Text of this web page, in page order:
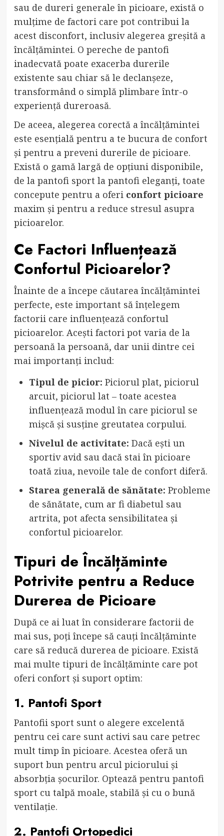
sau de dureri generale în picioare, există o
mulțime de factori care pot contribui la
acest disconfort, inclusiv alegerea greșită a
încălțămintei. O pereche de pantofi
inadecvată poate exacerba durerile
existente sau chiar să le declanșeze,
transformând o simplă plimbare într-o
experiență dureroasă.
De aceea, alegerea corectă a încălțămintei
este esențială pentru a te bucura de confort
și pentru a preveni durerile de picioare.
Există o gamă largă de opțiuni disponibile,
de la pantofi sport la pantofi eleganți, toate
concepute pentru a oferi confort picioare
maxim și pentru a reduce stresul asupra
picioarelor.
Ce Factori Influențează
Confortul Picioarelor?
Înainte de a începe căutarea încălțămintei
perfecte, este important să înțelegem
factorii care influențează confortul
picioarelor. Acești factori pot varia de la
persoană la persoană, dar unii dintre cei
mai importanți includ:
Tipul de picior: Piciorul plat, piciorul
arcuit, piciorul lat – toate acestea
influențează modul în care piciorul se
mișcă și susține greutatea corpului.
Nivelul de activitate: Dacă ești un
sportiv avid sau dacă stai în picioare
toată ziua, nevoile tale de confort diferă.
Starea generală de sănătate: Probleme
de sănătate, cum ar fi diabetul sau
artrita, pot afecta sensibilitatea și
confortul picioarelor.
Tipuri de Încălțăminte
Potrivite pentru a Reduce
Durerea de Picioare
După ce ai luat în considerare factorii de
mai sus, poți începe să cauți încălțăminte
care să reducă durerea de picioare. Există
mai multe tipuri de încălțăminte care pot
oferi confort și suport optim:
1. Pantofi Sport
Pantofii sport sunt o alegere excelentă
pentru cei care sunt activi sau care petrec
mult timp în picioare. Acestea oferă un
suport bun pentru arcul piciorului și
absorbția șocurilor. Optează pentru pantofi
sport cu talpă moale, stabilă și cu o bună
ventilație.
2. Pantofi Ortopedici